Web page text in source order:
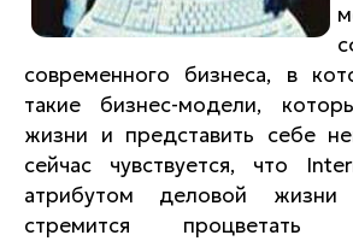
современного бизнеса, в
такие бизнес-модели,
жизни и представить себе
сейчас чувствуется, что
атрибутом деловой
стремится